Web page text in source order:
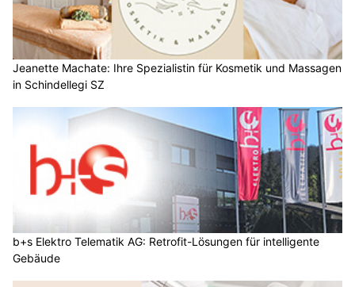
Jeanette Machate: Ihre Spezialistin für Kosmetik und Massagen
in Schindellegi SZ
b+s Elektro Telematik AG: Retrofit-Lösungen für intelligente
Gebäude